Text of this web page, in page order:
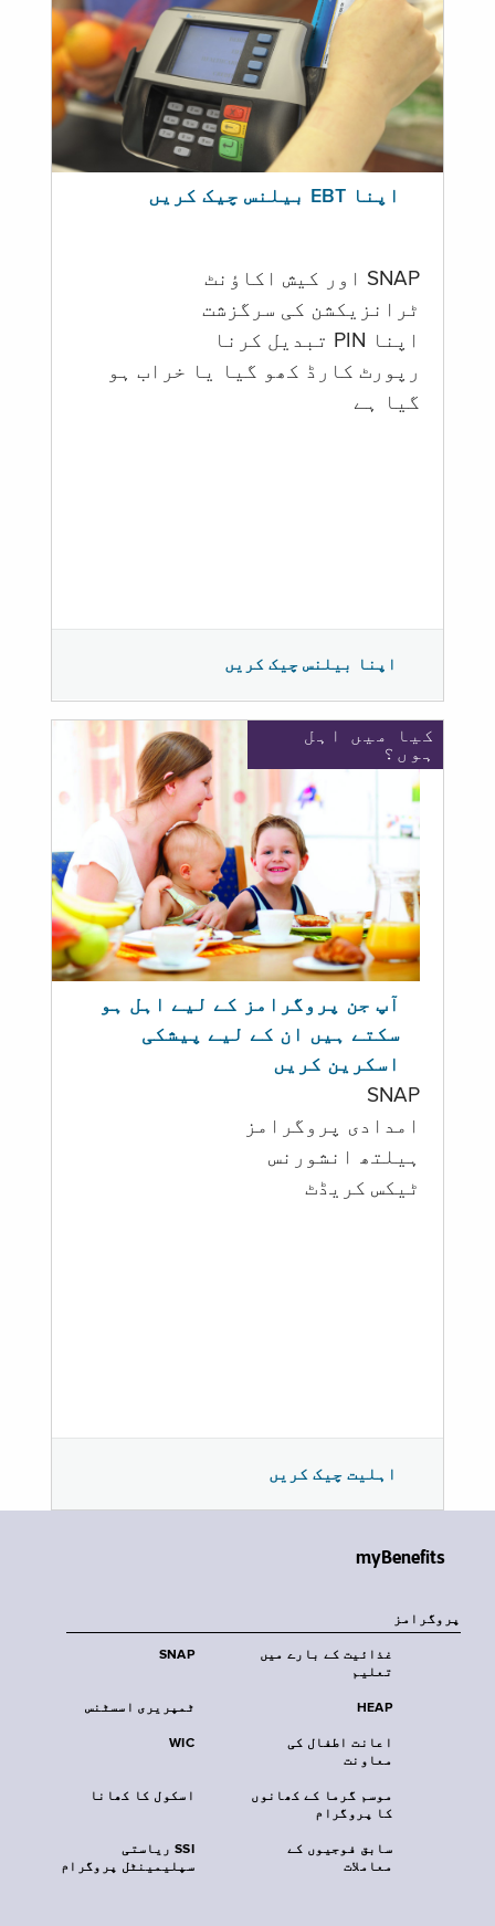
اپنا EBT بیلنس چیک کریں
SNAP اور کیش اکاؤنٹ
ٹرانزیکشن کی سرگزشت
اپنا PIN تبدیل کرنا
رپورٹ کارڈ کھو گیا یا خراب ہو
گيا ہے
اپنا بیلنس چیک کریں
کیا میں اہل
ہوں؟
آپ جن پروگرامز کے لیے اہل ہو
سکتے ہیں ان کے لیے پیشکی
اسکرین کریں
SNAP
امدادی پروگرامز
‏ہیلتھ انشورنس
ٹیکس کریڈٹ
اہلیت چیک کریں
myBenefits
پروگرامز
SNAP
غذائیت کے بارے میں
تعلیم
ٹمپریری اسسٹنس HEAP
WIC
اعانت اطفال کی
معاونت
اسکول کا کھانا
موسم گرما کے کھانوں
کا پروگرام
SSI ریاستی
سپلیمینٹل پروگرام
سابق فوجیوں کے
معاملات